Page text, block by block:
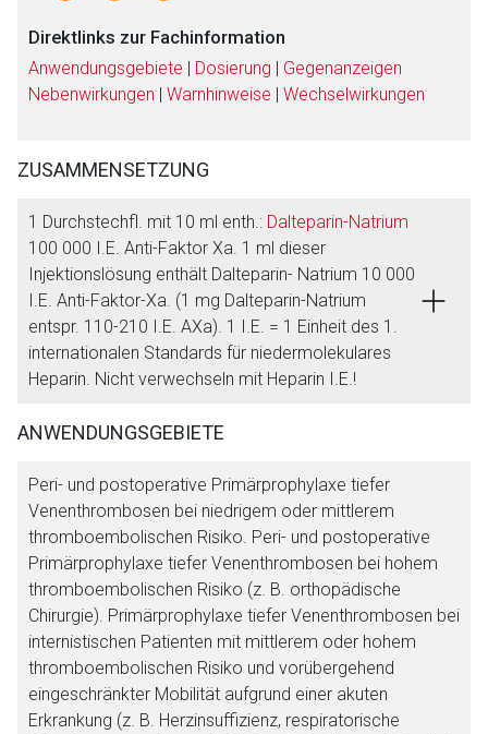
Direktlinks zur Fachinformation
Anwendungsgebiete | Dosierung | Gegenanzeigen
Nebenwirkungen | Warnhinweise | Wechselwirkungen
ZUSAMMENSETZUNG
1 Durchstechfl. mit 10 ml enth.: Dalteparin-Natrium
100 000 I.E. Anti-Faktor Xa. 1 ml dieser
Injektionslösung enthält Dalteparin- Natrium 10 000
I.E. Anti-Faktor-Xa. (1 mg Dalteparin-Natrium
entspr. 110-210 I.E. AXa). 1 I.E. = 1 Einheit des 1.
internationalen Standards für niedermolekulares
Heparin. Nicht verwechseln mit Heparin I.E.!
ANWENDUNGSGEBIETE
Peri- und postoperative Primärprophylaxe tiefer
Venenthrombosen bei niedrigem oder mittlerem
thromboembolischen Risiko. Peri- und postoperative
Primärprophylaxe tiefer Venenthrombosen bei hohem
thromboembolischen Risiko (z. B. orthopädische
Chirurgie). Primärprophylaxe tiefer Venenthrombosen bei
internistischen Patienten mit mittlerem oder hohem
thromboembolischen Risiko und vorübergehend
eingeschränkter Mobilität aufgrund einer akuten
Erkrankung (z. B. Herzinsuffizienz, respiratorische